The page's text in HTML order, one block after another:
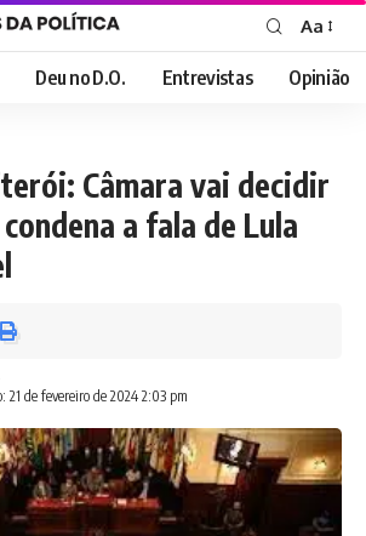
Font
Resizer
Aa
Deu no D.O. Entrevistas Opinião
Câmara vai decidir
a fala de Lula
21 de fevereiro de 2024 2:03 pm